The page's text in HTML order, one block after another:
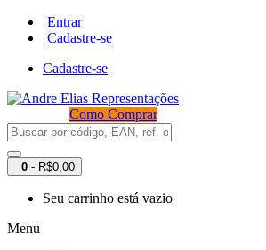
Entrar
Cadastre-se
Cadastre-se
Como Comprar
0 - R$0,00
Seu carrinho está vazio
Menu